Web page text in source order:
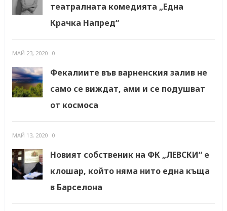
театралната комедията „Една
Крачка Напред“
МАЙ 23, 2020 0
Фекалиите във варненския залив не
само се виждат, ами и се подушват
от космоса
МАЙ 13, 2020 0
Новият собственик на ФК „ЛЕВСКИ“ е
клошар, който няма нито една къща
в Барселона